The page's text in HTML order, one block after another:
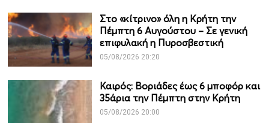
Στο «κίτρινο» όλη η Κρήτη την
Πέμπτη 6 Αυγούστου – Σε γενική
επιφυλακή η Πυροσβεστική
05/08/2026 20:20
Καιρός: Βοριάδες έως 6 μποφόρ και
35άρια την Πέμπτη στην Κρήτη
05/08/2026 20:00